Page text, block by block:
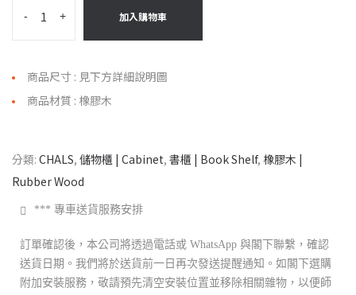
- + 加入購物車
商品尺寸 : 見下方詳細說明圖
商品材質 : 橡膠木
分類: CHALS, 儲物櫃 | Cabinet, 書櫃 | Book Shelf, 橡膠木 |
Rubber Wood
*** 專車送貨服務安排
訂單確認後，本公司將透過電話或 WhatsApp 與閣下聯繫，確認
送貨日期。我們將於送貨前一日再次發送提醒通知。如閣下選購
附加安裝服務，敬請預先清空安裝位置並移除相關雜物，以便師